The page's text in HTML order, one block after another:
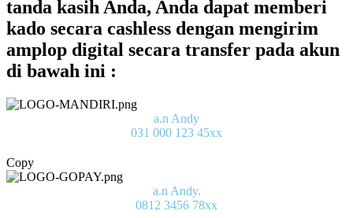
tanda kasih Anda, Anda dapat memberi
kado secara cashless dengan mengirim
amplop digital secara transfer pada akun
di bawah ini :
a.n Andy
031 000 123 45xx
Copy
a.n Andy.
0812 3456 78xx